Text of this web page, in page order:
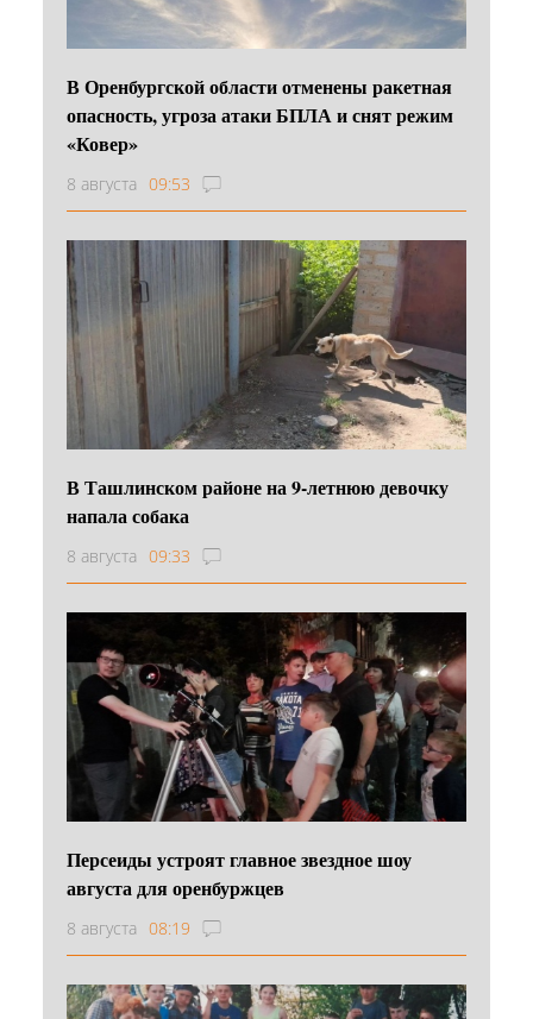
В Оренбургской области отменены ракетная
опасность, угроза атаки БПЛА и снят режим
«Ковер»
8 августа 09:53
В Ташлинском районе на 9-летнюю девочку
напала собака
8 августа 09:33
Персеиды устроят главное звездное шоу
августа для оренбуржцев
8 августа 08:19